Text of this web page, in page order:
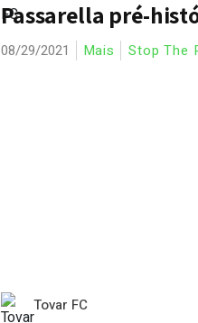
Passarella pré-
08/29/2021 Mais Stop The
Tovar FC